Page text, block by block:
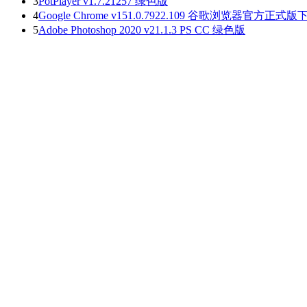
4Google Chrome v151.0.7922.109 谷歌浏览器官方正式版
5Adobe Photoshop 2020 v21.1.3 PS CC 绿色版